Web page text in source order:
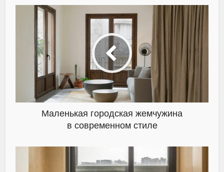
Маленькая городская жемчужина
в современном стиле